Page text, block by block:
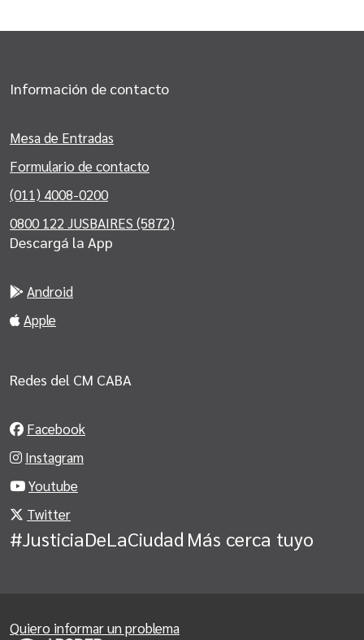
Información de contacto
Mesa de Entradas
Formulario de contacto
(011) 4008-0200
0800 122 JUSBAIRES (5872)
Descargá la App
Android
Apple
Redes del CM CABA
Facebook
Instagram
Youtube
Twitter
#JusticiaDeLaCiudad Más cerca tuyo
Quiero informar un problema